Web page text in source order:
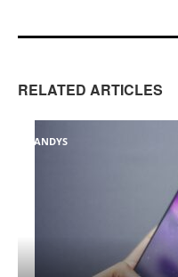
RELATED ARTICLES
HANDYS